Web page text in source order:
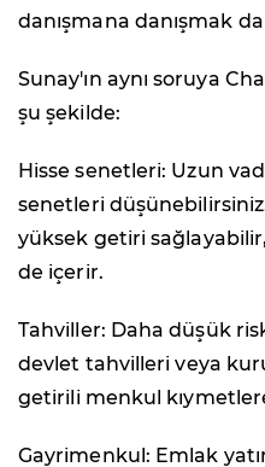
danışmana danışmak
Sunay'ın aynı soruya
şu şekilde:
Hisse senetleri: Uzun
senetleri
yüksek getiri
de içerir.
Tahviller: Daha düşük
devlet tahvilleri veya
getirili menkul
Gayrimenkul: Emlak